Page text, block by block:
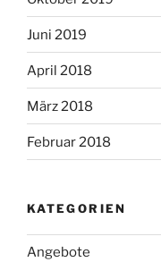
Juni 2019
April 2018
März 2018
Februar 2018
KATEGORIEN
Angebote